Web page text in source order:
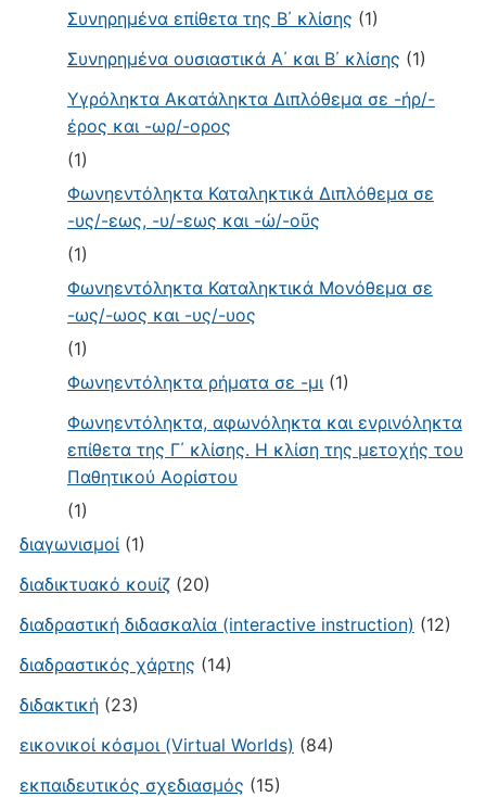
Συνηρημένα επίθετα της Β΄ κλίσης (1)
Συνηρημένα ουσιαστικά Α΄ και Β΄ κλίσης (1)
Υγρόληκτα Ακατάληκτα Διπλόθεμα σε -ήρ/-
έρος και -ωρ/-ορος
(1)
Φωνηεντόληκτα Καταληκτικά Διπλόθεμα σε
-υς/-εως, -υ/-εως και -ώ/-οῦς
(1)
Φωνηεντόληκτα Καταληκτικά Μονόθεμα σε
-ως/-ωος και -υς/-υος
(1)
Φωνηεντόληκτα ρήματα σε -μι(1)
Φωνηεντόληκτα, αφωνόληκτα και ενρινόληκτα
επίθετα της Γ΄ κλίσης. Η κλίση της μετοχής του
Παθητικού Αορίστου
(1)
διαγωνισμοί(1)
διαδικτυακό κουίζ(20)
διαδραστική διδασκαλία (interactive instruction) (12)
διαδραστικός χάρτης (14)
διδακτική(23)
εικονικοί κόσμοι (Virtual Worlds) (84)
εκπαιδευτικός σχεδιασμός (15)